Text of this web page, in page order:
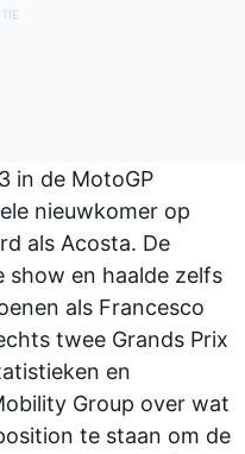
in de MotoGP
nieuwkomer op
als Acosta. De
show en haalde zelfs
als Francesco
twee Grands Prix
en
Group over wat
te staan om de